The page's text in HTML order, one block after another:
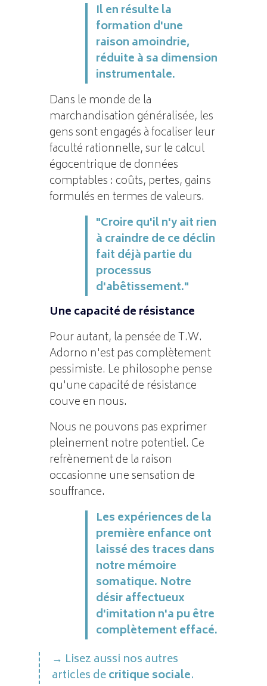
Il en résulte la
formation d'une
raison amoindrie,
réduite à sa dimension
instrumentale.
Dans le monde de la
marchandisation généralisée, les
gens sont engagés à focaliser leur
faculté rationnelle, sur le calcul
égocentrique de données
comptables : coûts, pertes, gains
formulés en termes de valeurs.
"Croire qu'il n'y ait rien
à craindre de ce déclin
fait déjà partie du
processus
d'abêtissement."
Une capacité de résistance
Pour autant, la pensée de T.W.
Adorno n'est pas complètement
pessimiste. Le philosophe pense
qu'une capacité de résistance
couve en nous.
Nous ne pouvons pas exprimer
pleinement notre potentiel. Ce
refrènement de la raison
occasionne une sensation de
souffrance.
Les expériences de la
première enfance ont
laissé des traces dans
notre mémoire
somatique. Notre
désir affectueux
d'imitation n'a pu être
complètement effacé.
Lisez aussi nos autres
articles decritique sociale.